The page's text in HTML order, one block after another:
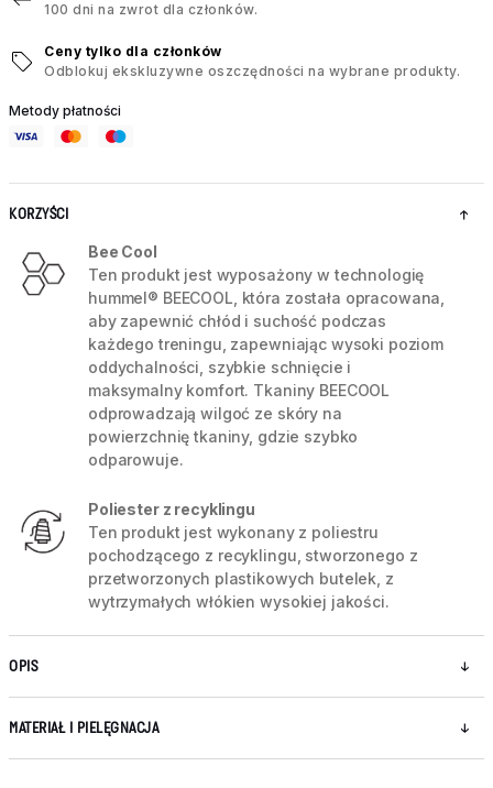
100 dni na zwrot dla członków.
Ceny tylko dla członków
Odblokuj ekskluzywne oszczędności na wybrane produkty.
Metody płatności
KORZYŚCI
Bee Cool
Ten produkt jest wyposażony w technologię
hummel® BEECOOL, która została opracowana,
aby zapewnić chłód i suchość podczas
każdego treningu, zapewniając wysoki poziom
oddychalności, szybkie schnięcie i
maksymalny komfort. Tkaniny BEECOOL
odprowadzają wilgoć ze skóry na
powierzchnię tkaniny, gdzie szybko
odparowuje.
Poliester z recyklingu
Ten produkt jest wykonany z poliestru
pochodzącego z recyklingu, stworzonego z
przetworzonych plastikowych butelek, z
wytrzymałych włókien wysokiej jakości.
OPIS
MATERIAŁ I PIELĘGNACJA